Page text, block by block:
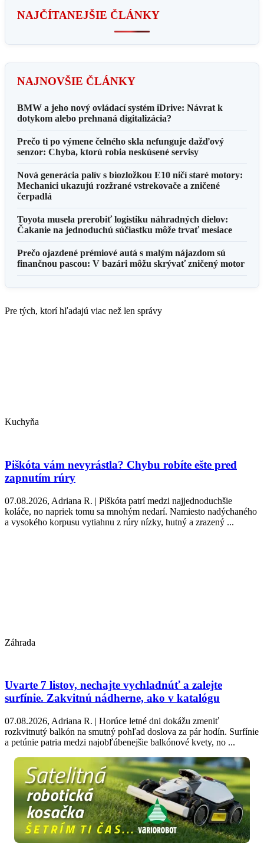
NAJČÍTANEJŠIE ČLÁNKY
NAJNOVŠIE ČLÁNKY
BMW a jeho nový ovládací systém iDrive: Návrat k
dotykom alebo prehnaná digitalizácia?
Prečo ti po výmene čelného skla nefunguje dažďový
senzor: Chyba, ktorú robia neskúsené servisy
Nová generácia palív s biozložkou E10 ničí staré motory:
Mechanici ukazujú rozžrané vstrekovače a zničené
čerpadlá
Toyota musela prerobiť logistiku náhradných dielov:
Čakanie na jednoduchú súčiastku môže trvať mesiace
Prečo ojazdené prémiové autá s malým nájazdom sú
finančnou pascou: V bazári môžu skrývať zničený motor
Pre tých, ktorí hľadajú viac než len správy
Kuchyňa
Piškóta vám nevyrástla? Chybu robíte ešte pred
zapnutím rúry
07.08.2026, Adriana R. | Piškóta patrí medzi najjednoduchšie
koláče, no napriek tomu sa mnohým nedarí. Namiesto nadýchaného
a vysokého korpusu vytiahnu z rúry nízky, hutný a zrazený ...
Záhrada
Uvarte 7 listov, nechajte vychladnúť a zalejte
surfínie. Zakvitnú nádherne, ako v katalógu
07.08.2026, Adriana R. | Horúce letné dni dokážu zmeniť
rozkvitnutý balkón na smutný pohľad doslova za pár hodín. Surfínie
a petúnie patria medzi najobľúbenejšie balkónové kvety, no ...